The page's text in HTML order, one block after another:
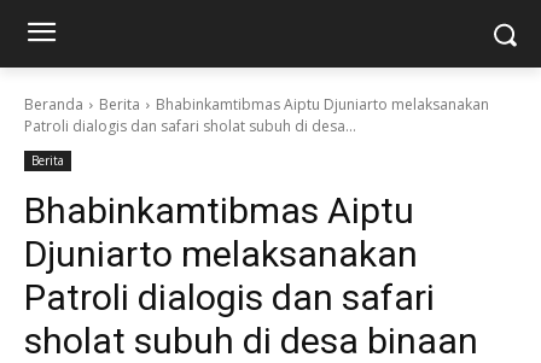
Beranda Berita
Bhabinkamtibmas Aiptu Djuniarto melaksanakan
Patroli dialogis dan safari sholat subuh di desa...
Berita
Bhabinkamtibmas Aiptu
Djuniarto melaksanakan
Patroli dialogis dan safari
sholat subuh di desa binaan